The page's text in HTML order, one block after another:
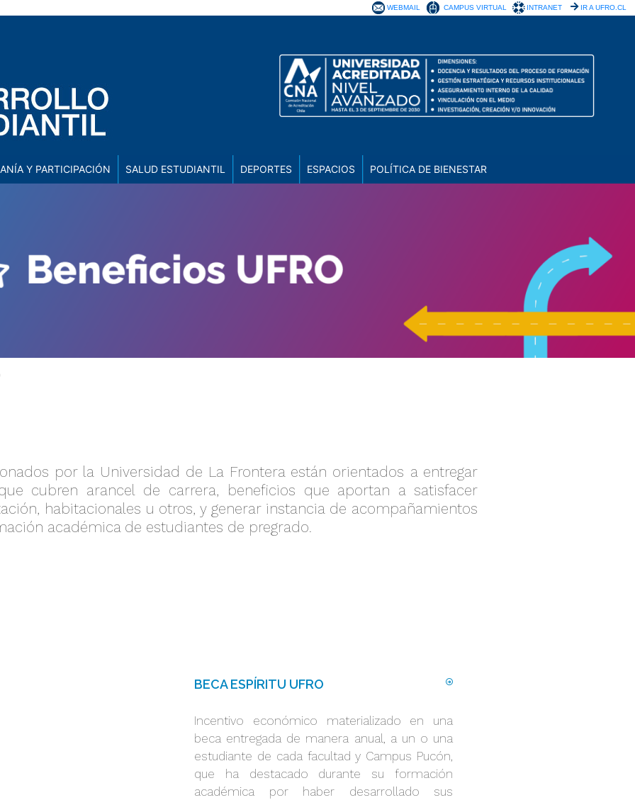
WEBMAIL CAMPUS VIRTUAL INTRANET IR A UFRO.CL
Y PARTICIPACIÓN SALUD ESTUDIANTIL DEPORTES ESPACIOS POLÍTICA DE BIENESTAR
por la Universidad de La Frontera están orientados a entregar
cubren arancel de carrera, beneficios que aportan a satisfacer
habitacionales u otros, y generar instancia de acompañamientos
académica de estudiantes de pregrado.
BECA ESPÍRITU UFRO
Incentivo económico materializado en una
beca entregada de manera anual, a un o una
estudiante de cada facultad y Campus Pucón,
que ha destacado durante su formación
académica por haber desarrollado sus